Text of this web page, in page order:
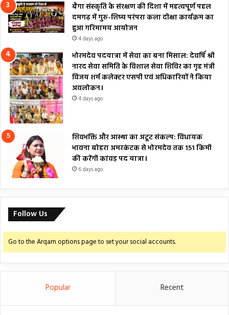
बैगा संस्कृति के संरक्षण की दिशा में महत्वपूर्ण पहल
दमगढ़ में गुरु-शिष्य परंपरा कला दीक्षा कार्यक्रम का
हुआ गरिमामय आयोजन
4 days ago
भोरमदेव पदयात्रा में सेवा का बना मिसाल: देवर्षि श्री
नारद सेवा समिति के विशाल सेवा शिविर का गृह मंत्री
विजय शर्म कलेक्टर एसपी एवं अधिकारियों ने किया
अवलोकन।
4 days ago
शिवभक्ति और आस्था का अटूट संकल्प: विधायक
भावना बोहरा अमरकंटक से भोरमदेव तक 151 किमी
की करेंगी कांवड़ पद यात्रा।
6 days ago
Follow Us
Go to the Arqam options page to set your social accounts.
Popular Recent